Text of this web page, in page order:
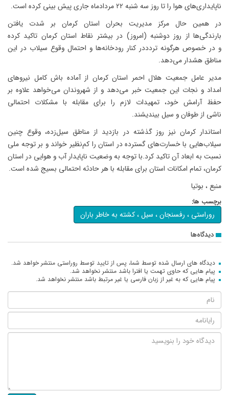
ناپایداری‌های هوا را تا روز سه شنبه ۲۲ مردادماه جاری پیش بینی کرده است.
در همین حال مرکز مدیریت بحران استان کرمان بر شدت یافتن
بارندگی‌ها از روز دوشنبه (امروز) در بیشتر نقاط استان کرمان تاکید کرده
و در خصوص هرگونه تردددر کنار رودخانه‌ها و احتمال وقوع سیلاب در این
مناطق هشدار می‌دهد.
مدیر عامل جمعیت هلال احمر استان کرمان از آماده باش کامل نیروهای
امداد و نجات این جمعیت خبر می‌دهد و از شهروندان می‌خواهد علاوه بر
حفظ آرامش خود، تمهیدات لازم را برای مقابله با مشکلات احتمالی
ناشی از طوفان و سیل بیندیشند.
استاندار کرمان نیز روز گذشته در بازدید از مناطق سیل‌زده، وقوع چنین
سیلاب‌هایی با خسارت‌های گسترده در استان را کم‌نظیر خواند و بر توجه ملی
نسبت به ابعاد آن تاکید کرد.با توجه به وضعیت ناپایدار آب و هوایی در استان
کرمان، تمام امکانات استان برای مقابله با هر حادثه احتمالی بسیج شده است.
منبع ، بوتیا
برچسب ها:
روراستی ، رفسنجان ، سیل ، کشته به خاطر باران
دیدگاه‌ها
دیدگاه های ارسال شده توسط شما، پس از تایید توسط روراستی منتشر خواهد شد.
پیام هایی که حاوی تهمت یا افترا باشد منتشر نخواهد شد.
پیام هایی که به غیر از زبان فارسی یا غیر مرتبط باشد منتشر نخواهد شد.